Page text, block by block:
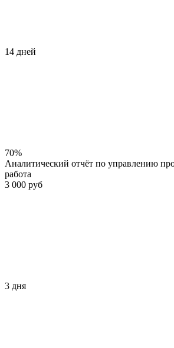
14 дней
70%
Аналитический отчёт по управлению
работа
3 000 руб
3 дня